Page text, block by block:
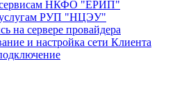
сервисам НКФО "ЕРИП"
услугам РУП "НЦЭУ"
на сервере провайдера
и настройка сети Клиента